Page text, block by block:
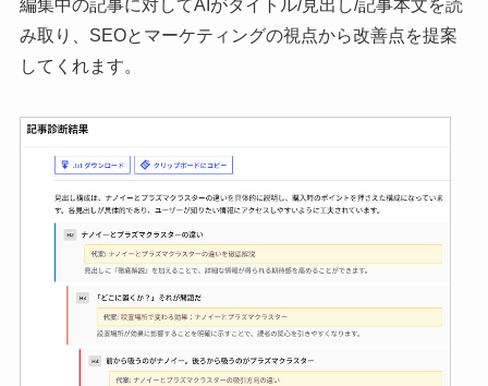
編集中の記事に対してAIがタイトル/見出し/記事本文を読
み取り、SEOとマーケティングの視点から改善点を提案
してくれます。